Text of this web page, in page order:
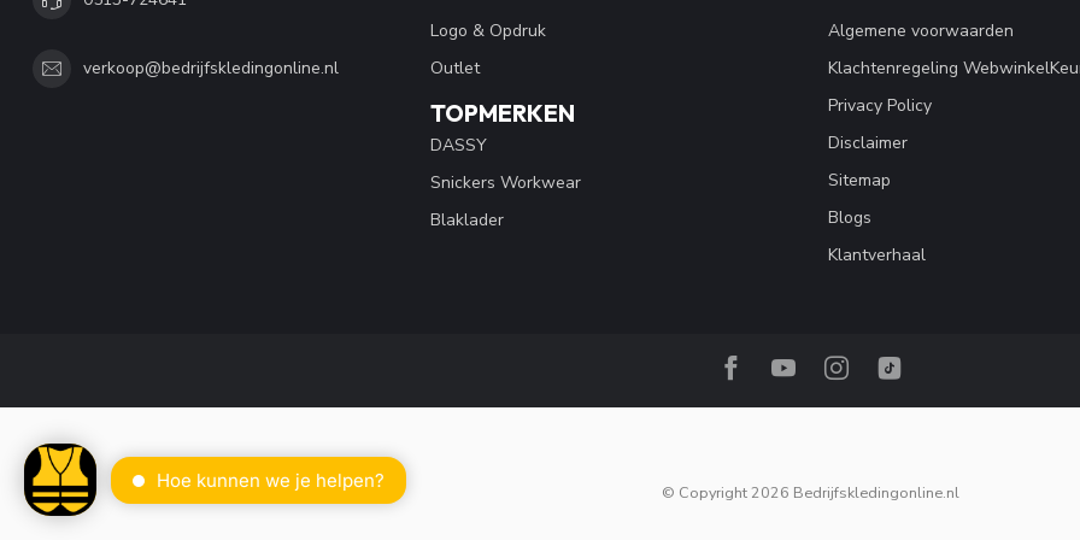
verkoop@bedrijfskledingonline.nl
Logo & Opdruk
Outlet
TOPMERKEN
DASSY
Snickers Workwear
Blaklader
Algemene voorwaarden
Klachtenregeling
Privacy Policy
Disclaimer
Sitemap
Blogs
Klantverhaal
© Copyright 2026 Bedrijfskledingonline.nl